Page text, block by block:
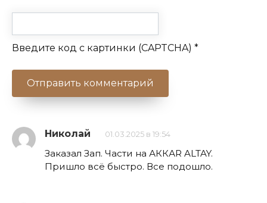
Введите код с картинки (CAPTCHA) *
Николай 01.03.2025 в 19:54
Заказал Зап. Части на АККАR ALTAY.
Пришло всё быстро. Все подошло.